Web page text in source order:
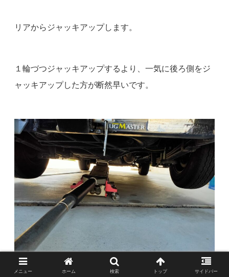
リアからジャッキアップします。
１輪づつジャッキアップするより、一気に後ろ側をジ
ャッキアップした方が断然早いです。
リア
メニュー ホーム 検索 トップ サイドバー